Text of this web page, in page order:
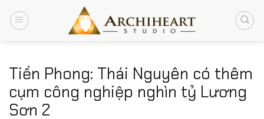
đến
Tiền Phong: Thái Nguyên có thêm
cụm công nghiệp nghìn tỷ Lương
Sơn 2